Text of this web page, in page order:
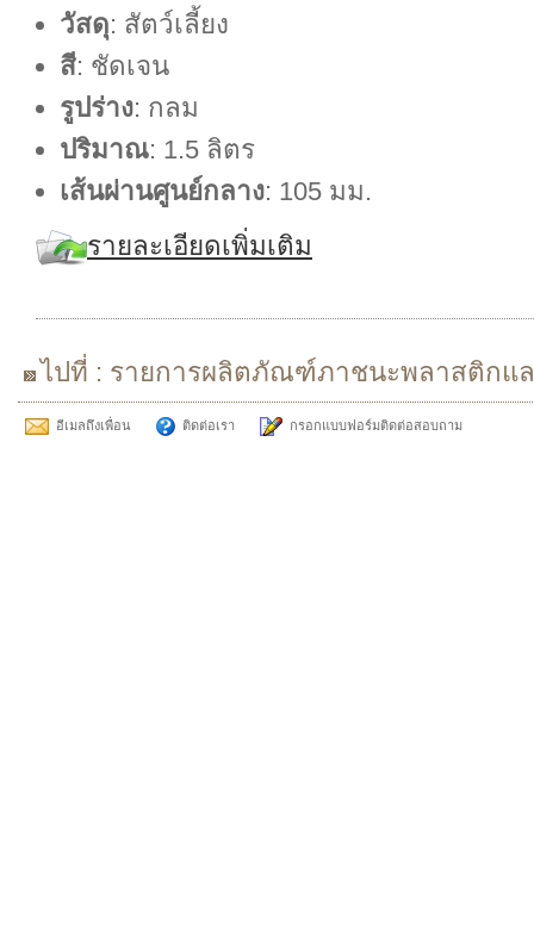
วัสดุ: สัตว์เลี้ยง
สี: ชัดเจน
รูปร่าง: กลม
ปริมาณ: 1.5 ลิตร
เส้นผ่านศูนย์กลาง: 105 มม.
รายละเอียดเพิ่มเติม
ไปที่ : รายการผลิตภัณฑ์ภาชนะพลาสติกแล
อีเมลถึงเพื่อน ติดต่อเรา กรอกแบบฟอร์มติดต่อสอบถาม